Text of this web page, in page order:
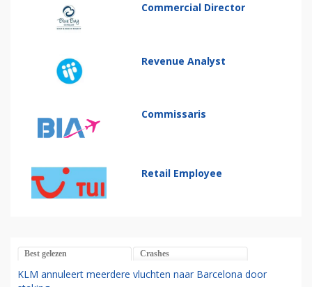
Commercial Director
Revenue Analyst
Commissaris
Retail Employee
Best gelezen Crashes
KLM annuleert meerdere vluchten naar Barcelona door